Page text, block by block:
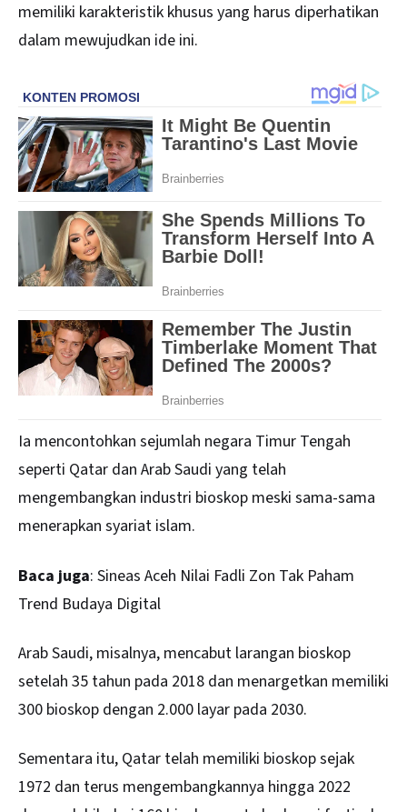
memiliki karakteristik khusus yang harus diperhatikan
dalam mewujudkan ide ini.
Ia mencontohkan sejumlah negara Timur Tengah
seperti Qatar dan Arab Saudi yang telah
mengembangkan industri bioskop meski sama-sama
menerapkan syariat islam.
Baca juga: Sineas Aceh Nilai Fadli Zon Tak Paham
Trend Budaya Digital
Arab Saudi, misalnya, mencabut larangan bioskop
setelah 35 tahun pada 2018 dan menargetkan memiliki
300 bioskop dengan 2.000 layar pada 2030.
Sementara itu, Qatar telah memiliki bioskop sejak
1972 dan terus mengembangkannya hingga 2022